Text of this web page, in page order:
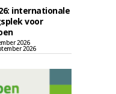
internationale
voor
2026
2026